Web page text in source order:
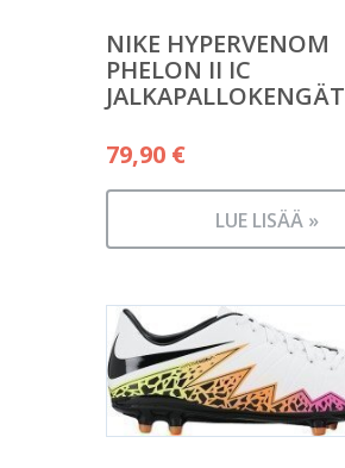
NIKE HYPERVENOM
PHELON II IC
JALKAPALLOKENGÄT
79,90 €
LUE LISÄÄ »